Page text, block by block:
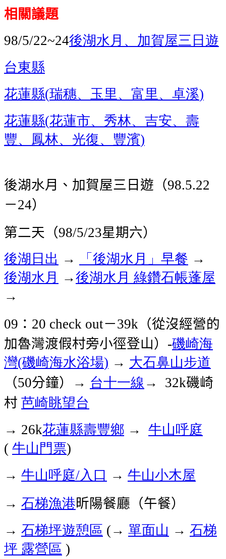
相關議題
98/5/22~24後湖水月、加賀屋三日遊
台東縣
花蓮縣(瑞穗、玉里、富里、卓溪)
花蓮縣(花蓮市、秀林、吉安、壽
豐、鳳林、光復、豐濱)
後湖水月、加賀屋三日遊（98.5.22
－24）
第二天（98/5/23星期六）
後湖日出 → 「後湖水月」早餐 →
後湖水月 →後湖水月 綠鑽石帳蓬屋
→
09 ： 20 check out－39k
（從沒經營的
加魯灣渡假村旁小徑登山）
-磯崎海
灣(磯崎海水浴場) → 大石鼻山步道
（50分鐘）→ 台十一線→ 32k磯崎
村 芭崎眺望台
→ 26k花蓮縣壽豐鄉 → 牛山呼庭
( 牛山門票)
→ 牛山呼庭/入口 → 牛山小木屋
→ 石梯漁港昕陽餐廳（午餐）
→ 石梯坪遊憩區 (→ 單面山 → 石梯
坪 露營區 )